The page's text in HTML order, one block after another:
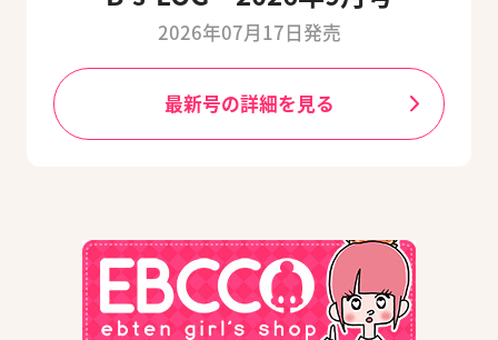
2026年07月17日発売
最新号の詳細を見る